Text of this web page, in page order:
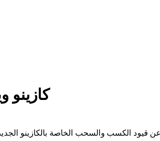
كازينو